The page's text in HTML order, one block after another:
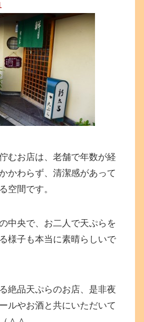
むお店は、老舗で年数が経
かわらず、清潔感があって
空間です。
中央で、お二人で天ぷらを
様子も本当に素晴らしいで
絶品天ぷらのお店、是非夜
ルやお酒と共にいただいて